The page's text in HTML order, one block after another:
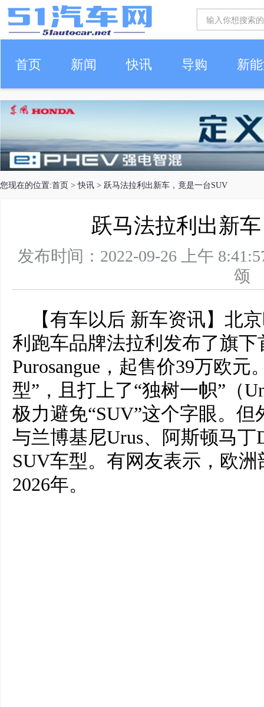
首页 新闻 快讯 导购 新
车生活
您现在的位置:首页 >快讯 > 跃马法拉利出新车，竟是一台SUV
跃马法拉利出新
发布时间：2022-09-26 上午
【有车以后 新车资讯】北
利跑车品牌法拉利发布了旗
Purosangue，起售价39万欧
型”，且打上了“独树一帜”（
极力避免“SUV”这个字眼。
与兰博基尼Urus、阿斯顿马
SUV车型。有网友表示，欧
2026年。